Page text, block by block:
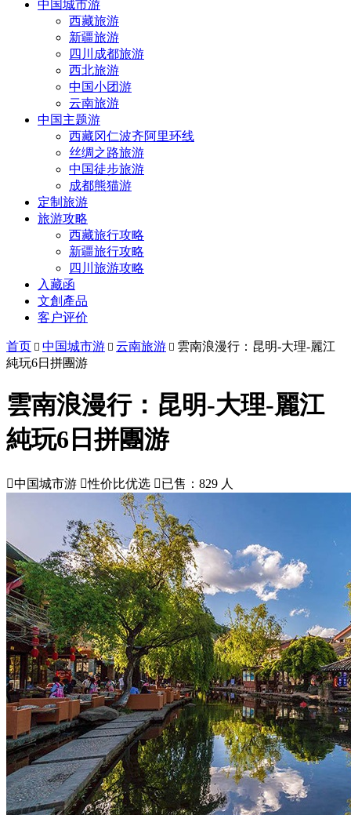
中国城市游
西藏旅游
新疆旅游
四川成都旅游
西北旅游
中国小团游
云南旅游
中国主题游
西藏冈仁波齐阿里环线
丝绸之路旅游
中国徒步旅游
成都熊猫游
定制旅游
旅游攻略
西藏旅行攻略
新疆旅行攻略
四川旅游攻略
入藏函
文創產品
客户评价
首页  中国城市游  云南旅游  雲南浪漫行：昆明-大理-麗江
純玩6日拼團游
雲南浪漫行：昆明-大理-麗江
純玩6日拼團游
中国城市游 性价比优选 已售：829 人